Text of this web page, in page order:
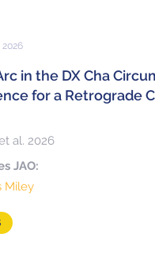
2026
in the DX Cha
for a Retrograde
al. 2026
JAO:
Miley